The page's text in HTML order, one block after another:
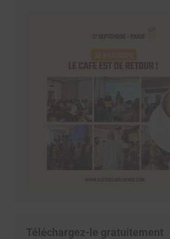
Téléchargez-le gratuitement